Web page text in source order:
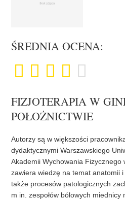
ŚREDNIA OCENA:
FIZJOTERAPIA W
POŁOŻNICTWIE
Autorzy są w większości
dydaktycznymi Warszawskiego
Akademii Wychowania Fizycznego
zawiera wiedzę na temat anatomii
także procesów patologicznych
m in. zespołów bólowych